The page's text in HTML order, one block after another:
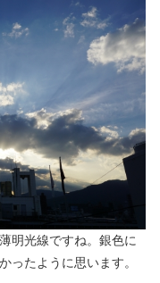
明光線ですね。銀色に
ったように思います。